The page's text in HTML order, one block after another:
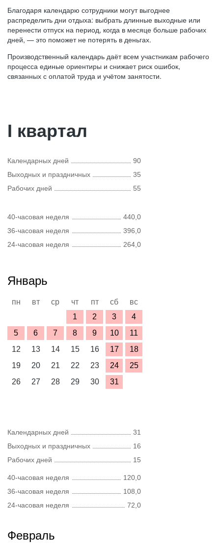
Благодаря календарю сотрудники могут выгоднее
распределить дни отдыха: выбрать длинные выходные или
перенести отпуск на период, когда в месяце больше рабочих
дней, — это поможет не потерять в деньгах.
Производственный календарь даёт всем участникам рабочего
процесса единые ориентиры и снижает риск ошибок,
связанных с оплатой труда и учётом занятости.
I квартал
Календарных дней
90
Выходных и праздничных
35
Рабочих дней
55
40-часовая неделя
440,0
36-часовая неделя
396,0
24-часовая неделя
264,0
Январь
пн вт ср чт пт сб
вс
1
2 3
4
5
6 7 8 9 10
11
12
13 14 15 16 17
18
19
20 21 22 23 24
25
26
27 28 29 30 31
Календарных дней
31
Выходных и праздничных
16
Рабочих дней
15
40-часовая неделя
120,0
36-часовая неделя
108,0
24-часовая неделя
72,0
Февраль